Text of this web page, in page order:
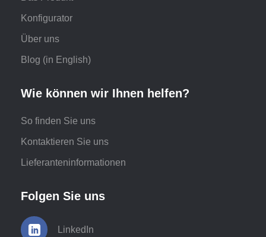
Konfigurator
Über uns
Blog (in English)
Wie können wir Ihnen helfen?
So finden Sie uns
Kontaktieren Sie uns
Lieferanteninformationen
Folgen Sie uns
LinkedIn